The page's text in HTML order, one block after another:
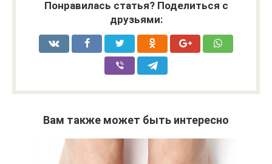
Понравилась статья? Поделиться с
друзьями:
Вам также может быть интересно